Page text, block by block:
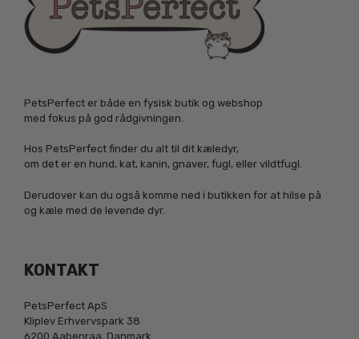
PetsPerfect er både en fysisk butik og webshop
med fokus på god rådgivningen.
Hos PetsPerfect finder du alt til dit kæledyr,
om det er en hund, kat, kanin, gnaver, fugl, eller vildtfugl.
Derudover kan du også komme ned i butikken for at hilse på
og kæle med de levende dyr.
KONTAKT
PetsPerfect ApS
Kliplev Erhvervspark 38
6200 Aabenraa, Danmark